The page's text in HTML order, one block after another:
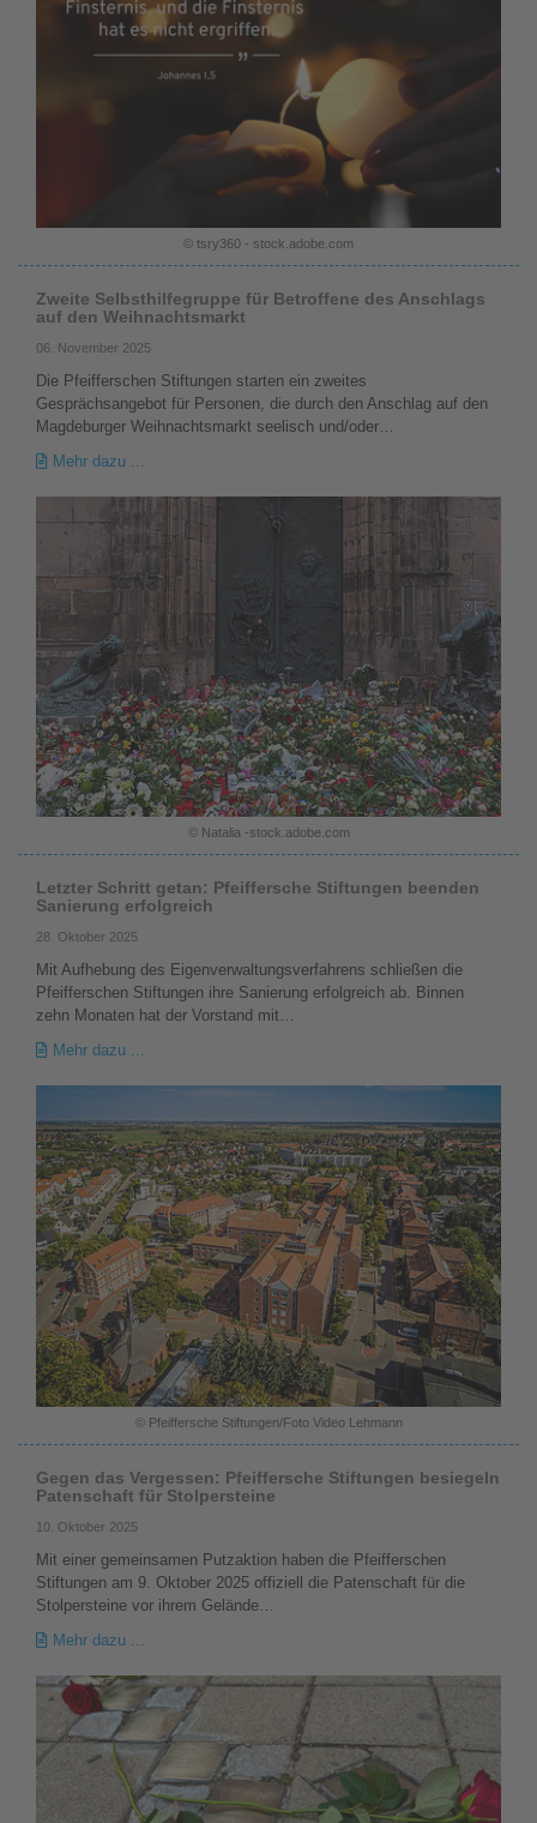
© tsry360 - stock.adobe.com
Zweite Selbsthilfegruppe für Betroffene des Anschlags
auf den Weihnachtsmarkt
06. November 2025
Die Pfeifferschen Stiftungen starten ein zweites
Gesprächsangebot für Personen, die durch den Anschlag auf den
Magdeburger Weihnachtsmarkt seelisch und/oder…
Mehr dazu ...
© Natalia -stock.adobe.com
Letzter Schritt getan: Pfeiffersche Stiftungen beenden
Sanierung erfolgreich
28. Oktober 2025
Mit Aufhebung des Eigenverwaltungsverfahrens schließen die
Pfeifferschen Stiftungen ihre Sanierung erfolgreich ab. Binnen
zehn Monaten hat der Vorstand mit…
Mehr dazu ...
© Pfeiffersche Stiftungen/Foto Video Lehmann
Gegen das Vergessen: Pfeiffersche Stiftungen besiegeln
Patenschaft für Stolpersteine
10. Oktober 2025
Mit einer gemeinsamen Putzaktion haben die Pfeifferschen
Stiftungen am 9. Oktober 2025 offiziell die Patenschaft für die
Stolpersteine vor ihrem Gelände…
Mehr dazu ...